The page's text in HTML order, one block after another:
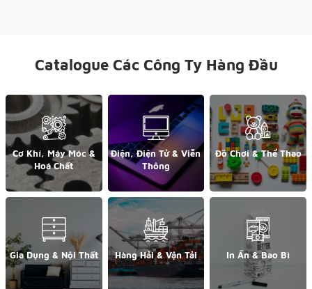
Catalogue Các Công Ty Hàng Đầu
Cơ Khí, Máy Móc &
Hoá Chất
Điện, Điện Tử & Viễn
Thông
Đồ Chơi & Thể Thao
Gia Dụng & Nội Thất Hàng Hải & Vận Tải In Ấn & Bao Bì